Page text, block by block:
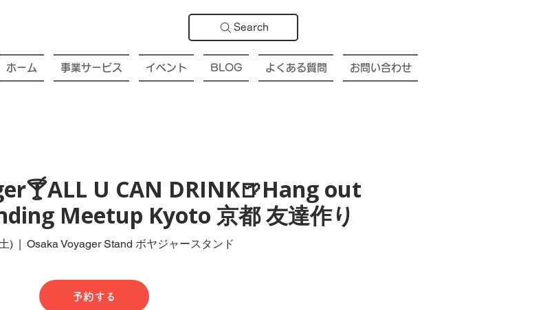
Search
ホーム 事業サービス イベント BLOG よくある質問 お問い合わせ
U CAN DRINK🍺Hang out
Meetup Kyoto 京都 友達作り
)
  |
Osaka Voyager Stand ボヤジャースタンド
予約する